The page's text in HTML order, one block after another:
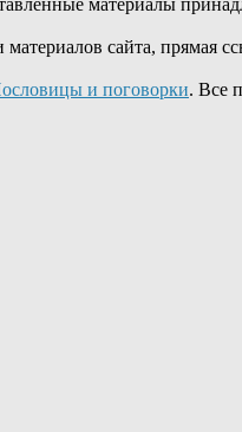
материалы
сайта, прямая
и поговорки. Все